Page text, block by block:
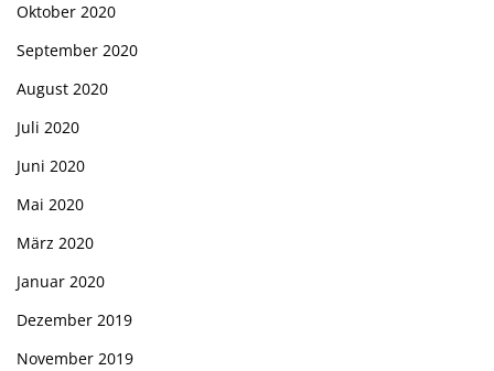
Oktober 2020
September 2020
August 2020
Juli 2020
Juni 2020
Mai 2020
März 2020
Januar 2020
Dezember 2019
November 2019